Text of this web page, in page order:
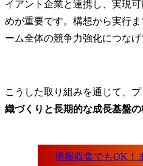
イアント企業と連携し、実現
めが重要です。構想から実行
ーム全体の競争力強化につなげ
こうした取り組みを通じて、
織づくりと長期的な成長基盤